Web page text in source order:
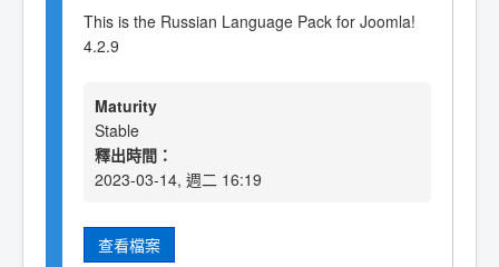
This is the Russian Language Pack for Joomla!
4.2.9
Maturity
Stable
釋出時間：
2023-03-14, 週二 16:19
查看檔案